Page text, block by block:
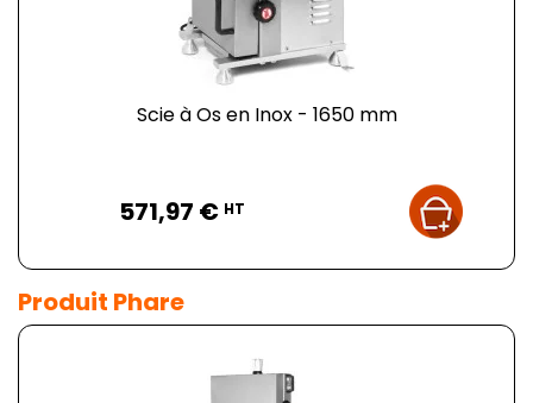
Scie à Os en Inox - 1650 mm
571,97 € HT
Produit Phare